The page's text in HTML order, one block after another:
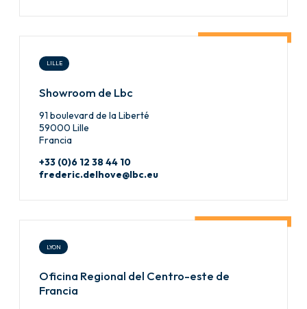
LILLE
Showroom de Lbc
91 boulevard de la Liberté
59000 Lille
Francia
+33 (0)6 12 38 44 10
frederic.delhove@lbc.eu
LYON
Oficina Regional del Centro-este de
Francia